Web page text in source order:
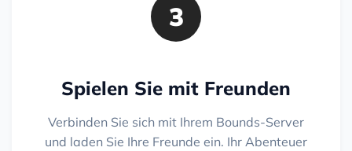
3
Spielen Sie mit Freunden
Verbinden Sie sich mit Ihrem Bounds-Server
und laden Sie Ihre Freunde ein. Ihr Abenteuer